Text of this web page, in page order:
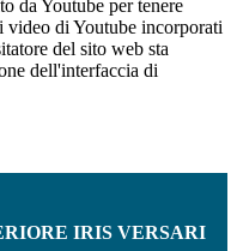
da Youtube per tenere
video di Youtube incorporati
del sito web sta
dell'interfaccia di
IRIS VERSARI